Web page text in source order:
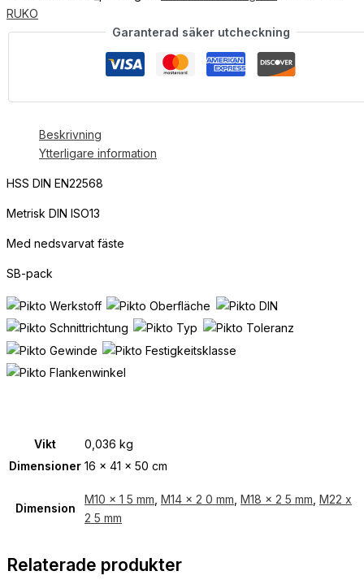
RUKO
Garanterad säker utcheckning
Beskrivning
Ytterligare information
HSS DIN EN22568
Metrisk DIN ISO13
Med nedsvarvat fäste
SB-pack
Vikt
0,036 kg
Dimensioner 16 × 41 × 50 cm
Dimension
M10 x 1 5 mm, M14 x 2 0 mm, M18 x 2 5 mm, M22 x
2 5 mm
Relaterade produkter